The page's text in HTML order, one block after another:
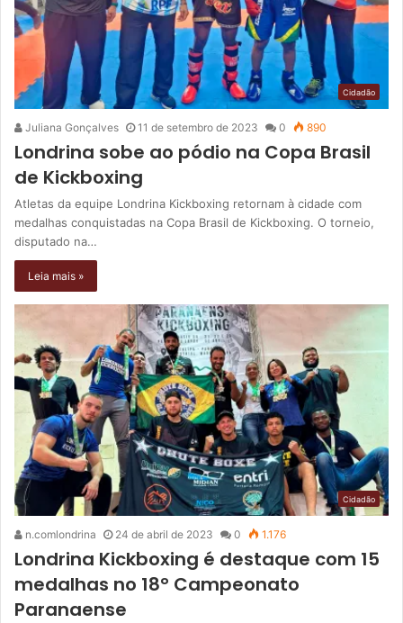
Cidadão
Juliana Gonçalves 11 de setembro de 2023 0 890
Londrina sobe ao pódio na Copa Brasil
de Kickboxing
Atletas da equipe Londrina Kickboxing retornam à cidade com
medalhas conquistadas na Copa Brasil de Kickboxing. O torneio,
disputado na…
Leia mais »
Cidadão
n.comlondrina 24 de abril de 2023 0 1.176
Londrina Kickboxing é destaque com 15
medalhas no 18° Campeonato
Paranaense